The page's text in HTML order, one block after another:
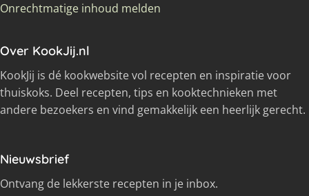
Onrechtmatige inhoud melden
Over KookJij.nl
KookJij is dé kookwebsite vol recepten en inspiratie voor
thuiskoks. Deel recepten, tips en kooktechnieken met
andere bezoekers en vind gemakkelijk een heerlijk gerecht.
Nieuwsbrief
Ontvang de lekkerste recepten in je inbox.